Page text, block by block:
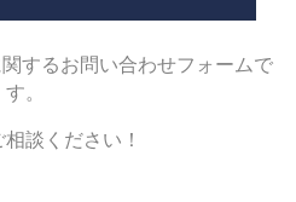
するお問い合わせフォームで
す。
談ください！